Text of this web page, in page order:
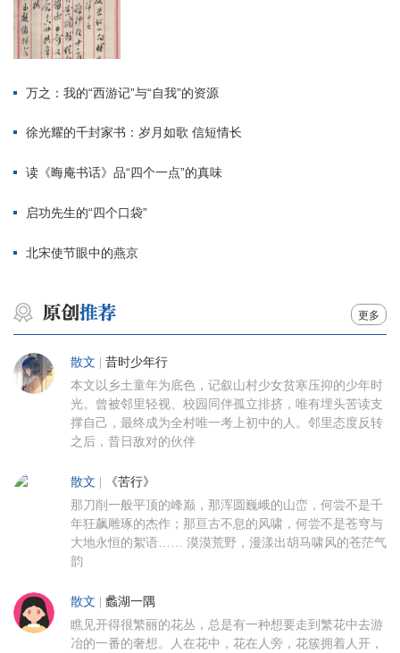
万之：我的“西游记”与“自我”的资源
徐光耀的千封家书：岁月如歌 信短情长
读《晦庵书话》品“四个一点”的真味
启功先生的“四个口袋”
北宋使节眼中的燕京
更多
散文 昔时少年行
本文以乡土童年为底色，记叙山村少女贫寒压抑的少年时
光。曾被邻里轻视、校园同伴孤立排挤，唯有埋头苦读支
撑自己，最终成为全村唯一考上初中的人。邻里态度反转
之后，昔日敌对的伙伴
散文 《苦行》
那刀削一般平顶的峰巅，那浑圆巍峨的山峦，何尝不是千
年狂飙雕琢的杰作；那亘古不息的风啸，何尝不是苍穹与
大地永恒的絮语…… 漠漠荒野，漫漾出胡马啸风的苍茫气
韵
散文 蠡湖一隅
瞧见开得很繁丽的花丛，总是有一种想要走到繁花中去游
冶的一番的奢想。人在花中，花在人旁，花簇拥着人开，